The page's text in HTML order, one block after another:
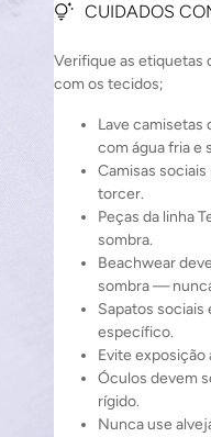
CUIDADOS
Verifique as etiquetas
com os tecidos;
Lave camisetas
com água fria e
Camisas
torcer.
Peças da linha
sombra.
Beachwear
sombra —
Sapatos
específico.
Evite exposição
Óculos devem
rígido.
Nunca use